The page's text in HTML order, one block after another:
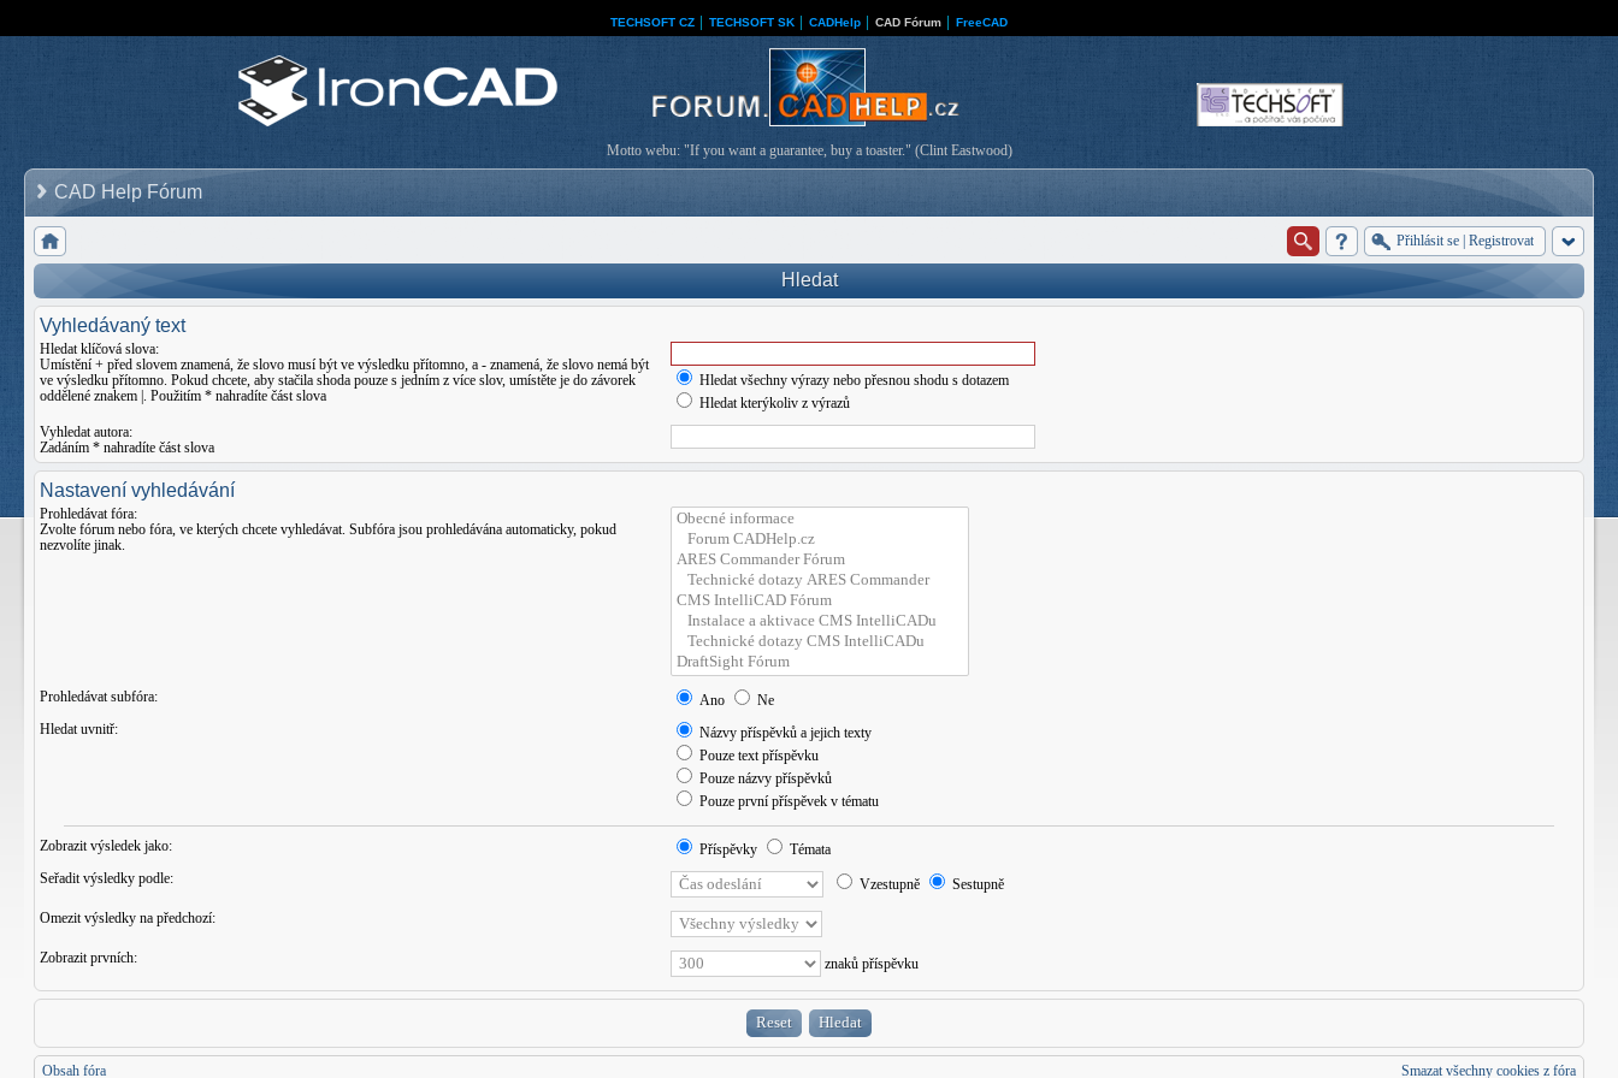
TECHSOFT CZ TECHSOFT SK CADHelp CAD Fórum FreeCAD
Motto webu: "If you want a guarantee, buy a toaster." (Clint Eastwood)
CAD Help Fórum
Přihlásit se Registrovat
Hledat
Vyhledávaný text
Hledat klíčová slova:
Umístění + před slovem znamená, že slovo musí být ve výsledku přítomno, a - znamená, že slovo nemá být
ve výsledku přítomno. Pokud chcete, aby stačila shoda pouze s jedním z více slov, umístěte je do závorek
oddělené znakem . Použitím * nahradíte část slova
Hledat všechny výrazy nebo přesnou shodu s dotazem
Hledat kterýkoliv z výrazů
Vyhledat autora:
Zadáním * nahradíte část slova
Nastavení vyhledávání
Prohledávat fóra:
Zvolte fórum nebo fóra, ve kterých chcete vyhledávat. Subfóra jsou prohledávána automaticky, pokud
nezvolíte jinak.
Prohledávat subfóra: Ano
Ne
Hledat uvnitř:
Názvy příspěvků a jejich texty
Pouze text příspěvku
Pouze názvy příspěvků
Pouze první příspěvek v tématu
Zobrazit výsledek jako: Příspěvky
Témata
Seřadit výsledky podle:
Vzestupně
Sestupně
Omezit výsledky na předchozí:
Zobrazit prvních: znaků příspěvku
Obsah fóra Smazat všechny cookies z fóra